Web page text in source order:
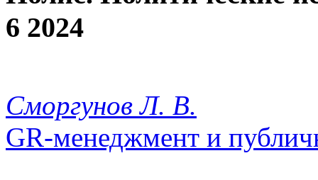
6 2024
Сморгунов Л. В.
GR-менеджмент и